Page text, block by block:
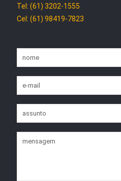
Tel: (61) 3202-1555
Cel: (61) 98419-7823